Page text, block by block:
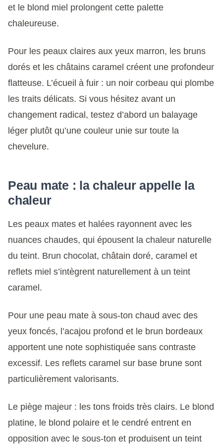
et le blond miel prolongent cette palette
chaleureuse.
Pour les peaux claires aux yeux marron, les bruns
dorés et les châtains caramel créent une profondeur
flatteuse. L’écueil à fuir : un noir corbeau qui plombe
les traits délicats. Si vous hésitez avant un
changement radical, testez d’abord un balayage
léger plutôt qu’une couleur unie sur toute la
chevelure.
Peau mate : la chaleur appelle la
chaleur
Les peaux mates et halées rayonnent avec les
nuances chaudes, qui épousent la chaleur naturelle
du teint. Brun chocolat, châtain doré, caramel et
reflets miel s’intègrent naturellement à un teint
caramel.
Pour une peau mate à sous-ton chaud avec des
yeux foncés, l’acajou profond et le brun bordeaux
apportent une note sophistiquée sans contraste
excessif. Les reflets caramel sur base brune sont
particulièrement valorisants.
Le piège majeur : les tons froids très clairs. Le blond
platine, le blond polaire et le cendré entrent en
opposition avec le sous-ton et produisent un teint